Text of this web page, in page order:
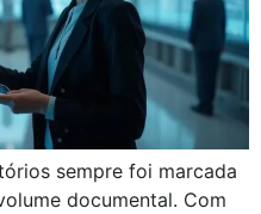
sempre foi marcada
documental. Com